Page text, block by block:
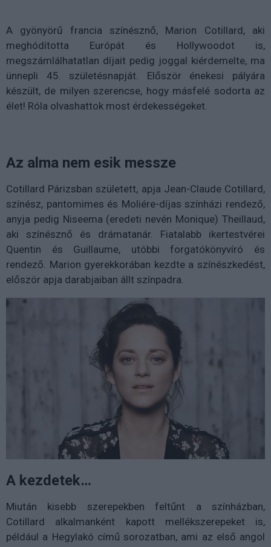
A gyönyörű francia színésznő, Marion Cotillard, aki
meghódította Európát és Hollywoodot is,
megszámlálhatatlan díjait pedig joggal kiérdemelte, ma
ünnepli 45. születésnapját. Először énekesi pályára
készült, de milyen szerencse, hogy másfelé sodorta az
élet! Róla olvashattok most érdekességeket.
Az alma nem esik messze
Cotillard Párizsban született, apja Jean-Claude Cotillard,
színész, pantomimes és Moliére-díjas színházi rendező,
anyja pedig Niseema (eredeti nevén Monique) Theillaud,
aki színésznő és drámatanár. Fiatalabb ikertestvérei
Quentin és Guillaume, utóbbi forgatókönyvíró és
rendező. Marion gyerekkorában kezdte a színészkedést,
először apja darabjaiban állt színpadra.
A kezdetek…
Miután kisebb szerepekben feltűnt a színházban,
Cotillard alkalmanként kapott mellékszerepeket is,
például a Hegylakó című sorozatban, ami az első angol